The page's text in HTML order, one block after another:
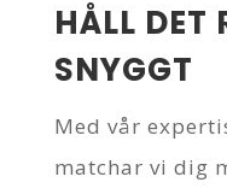
HÅLL DET
SNYGGT
Med vår
matchar vi dig